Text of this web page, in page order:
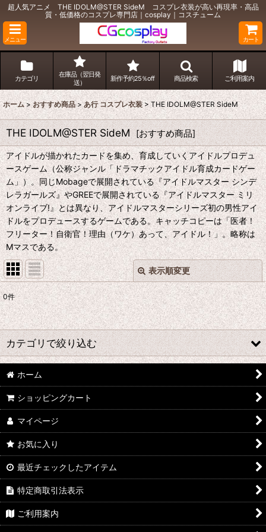
超人気アニメ THE IDOLM@STER SideM コスプレ衣装が高い再現率・高品
質・低価格のコスプレ専門店｜cosplay｜コスチューム
メニュー カート
カテゴリ
在庫品（翌日発
送）
新作予約25％off 商品検索 ご利用案内
ホーム > おすすめ商品 > あ行 コスプレ衣装 > THE IDOLM@STER SideM
THE IDOLM@STER SideM [おすすめ商品]
アイドルが描かれたカードを集め、育成していくアイドルプロデュ
ースゲーム（公称ジャンル「ドラマチックアイドル育成カードゲー
ム」）。同じMobageで展開されている『アイドルマスター シンデ
レラガールズ』やGREEで展開されている『アイドルマスター ミリ
オンライブ!』とは異なり、アイドルマスターシリーズ初の男性アイ
ドルをプロデュースするゲームである。キャッチコピーは「医者！
フリーター！自衛官！理由（ワケ）あって、アイドル！」。略称は
Mマスである。
表示順変更
表示数:
並び順:
閉じる
0件
カテゴリで絞り込む
あ行 コスプレ衣装 (全商品)
ウマ娘プリティーダービー
あんさんぶるスターズ
アズールレーン
王様ランキング
ホーム
ショッピングカート
マイページ
お気に入り
最近チェックしたアイテム
特定商取引法表示
ご利用案内